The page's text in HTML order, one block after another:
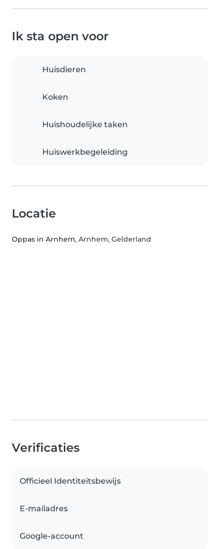
Ik sta open voor
Huisdieren
Koken
Huishoudelijke taken
Huiswerkbegeleiding
Locatie
Oppas in Arnhem, Arnhem, Gelderland
Verificaties
Officieel Identiteitsbewijs
E-mailadres
Google-account